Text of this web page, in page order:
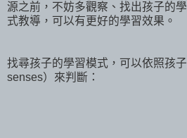
源之前，不妨多觀察、找出孩子的
式教導，可以有更好的學習效果。
找尋孩子的學習模式，可以依照孩
senses）來判斷：